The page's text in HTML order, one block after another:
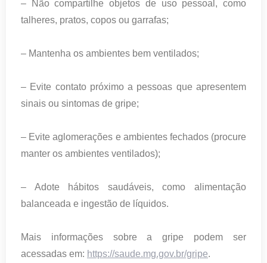
– Não compartilhe objetos de uso pessoal, como
talheres, pratos, copos ou garrafas;
– Mantenha os ambientes bem ventilados;
– Evite contato próximo a pessoas que apresentem
sinais ou sintomas de gripe;
– Evite aglomerações e ambientes fechados (procure
manter os ambientes ventilados);
– Adote hábitos saudáveis, como alimentação
balanceada e ingestão de líquidos.
Mais informações sobre a gripe podem ser
acessadas em: https://saude.mg.gov.br/gripe.